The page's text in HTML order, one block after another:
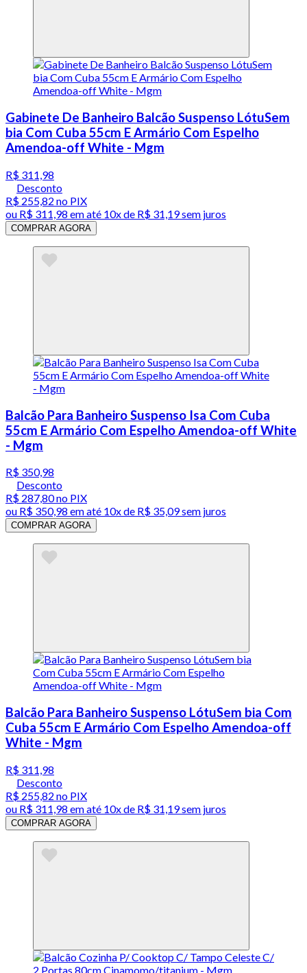
Gabinete De Banheiro Balcão Suspenso LótuSem
bia Com Cuba 55cm E Armário Com Espelho
Amendoa-off White - Mgm
R$ 311,98
Desconto
R$ 255,82 no PIX
ou R$ 311,98 em até 10x de R$ 31,19 sem juros
COMPRAR AGORA
Balcão Para Banheiro Suspenso Isa Com Cuba
55cm E Armário Com Espelho Amendoa-off White
- Mgm
R$ 350,98
Desconto
R$ 287,80no PIX
ou R$ 350,98 em até 10x de R$ 35,09 sem juros
COMPRAR AGORA
Balcão Para Banheiro Suspenso LótuSem bia Com
Cuba 55cm E Armário Com Espelho Amendoa-off
White - Mgm
R$ 311,98
Desconto
R$ 255,82 no PIX
ou R$ 311,98 em até 10x de R$ 31,19 sem juros
COMPRAR AGORA